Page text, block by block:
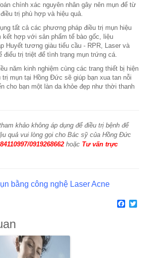
chính xác nguyên nhân gây nên mụn để từ
trị phù hợp và hiệu quả.
tất cả các phương pháp điều trị mụn hiệu
kết hợp với sản phẩm tế bào gốc, liệu
Huyết tương giàu tiểu cầu - RPR, Laser và
điểu trị triệt để tình trạng mụn trứng cá.
năm kinh nghiệm cùng các trang thiết bị hiện
trị mụn tại Hồng Đức sẽ giúp bạn xua tan nỗi
cho bạn một làn da khỏe đẹp như thời thanh
khảo không áp dụng để điều trị bệnh để
quả vui lòng gọi cho Bác sỹ của Hồng Đức
0919268662 hoặc Tư vấn trực
bằng công nghệ Laser Acne